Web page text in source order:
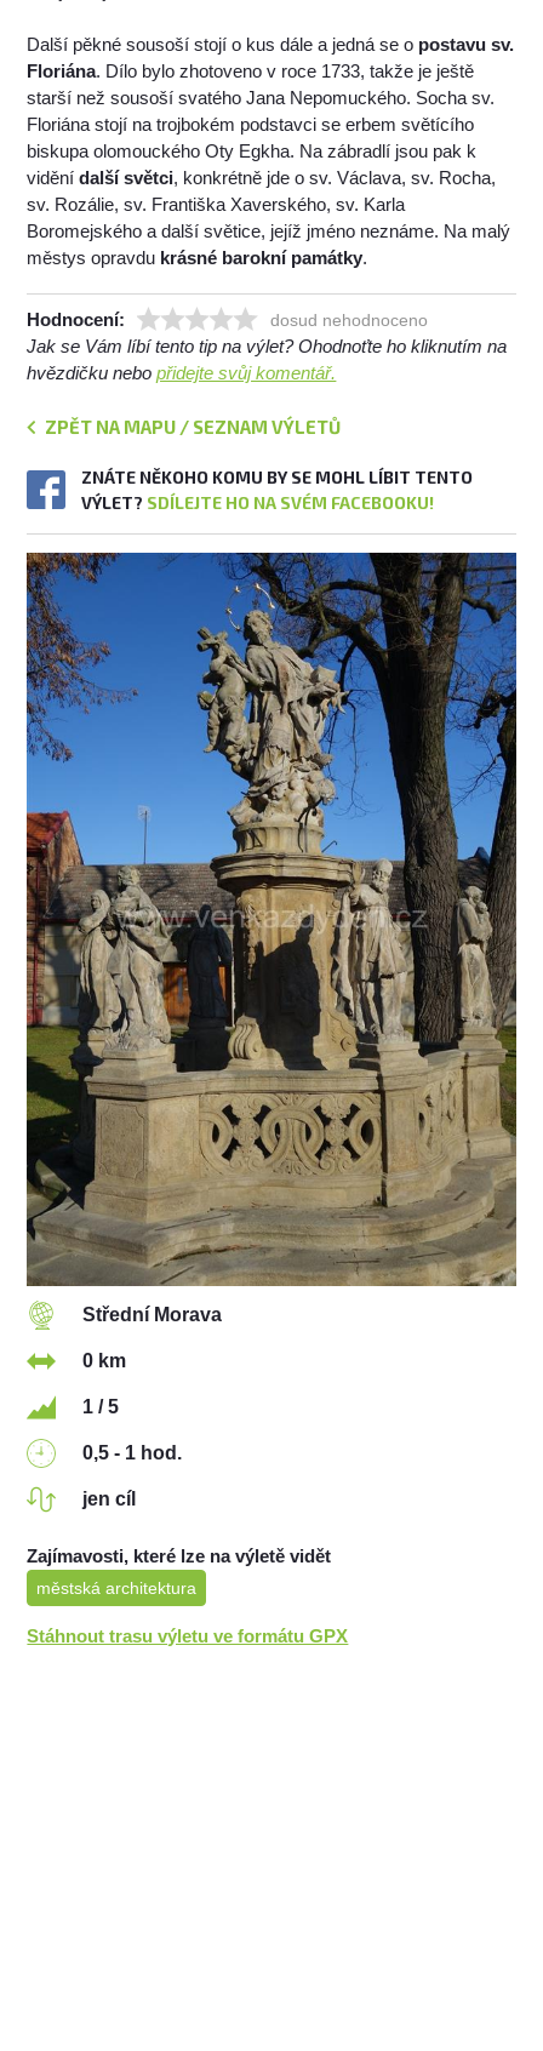
Další pěkné sousoší stojí o kus dále a jedná se o postavu sv.
Floriána. Dílo bylo zhotoveno v roce 1733, takže je ještě
starší než sousoší svatého Jana Nepomuckého. Socha sv.
Floriána stojí na trojbokém podstavci se erbem světícího
biskupa olomouckého Oty Egkha. Na zábradlí jsou pak k
viděnídalší světci, konkrétně jde o sv. Václava, sv. Rocha,
sv. Rozálie, sv. Františka Xaverského, sv. Karla
Boromejského a další světice, jejíž jméno neznáme. Na malý
městys opravdu krásné barokní památky.
Hodnocení: dosud nehodnoceno
Jak se Vám líbí tento tip na výlet? Ohodnoťte ho kliknutím na
hvězdičku nebopřidejte svůj komentář.
ZPĚT NA MAPU / SEZNAM VÝLETŮ
ZNÁTE NĚKOHO KOMU BY SE MOHL LÍBIT TENTO
VÝLET? SDÍLEJTE HO NA SVÉM FACEBOOKU!
Střední Morava
0 km
1 / 5
0,5 - 1 hod.
jen cíl
Zajímavosti, které lze na výletě vidět
městská architektura
Stáhnout trasu výletu ve formátu GPX